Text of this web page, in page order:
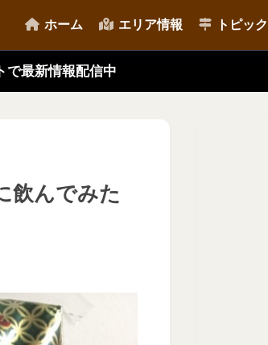
ホーム エリア情報 トピック
で最新情報配信中
飲んでみた